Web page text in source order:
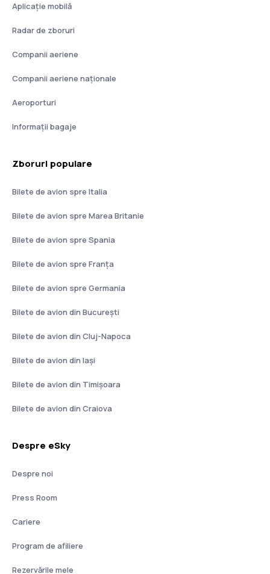
Aplicație mobilă
Radar de zboruri
Companii aeriene
Companii aeriene naţionale
Aeroporturi
Informații bagaje
Zboruri populare
Bilete de avion spre Italia
Bilete de avion spre Marea Britanie
Bilete de avion spre Spania
Bilete de avion spre Franţa
Bilete de avion spre Germania
Bilete de avion din București
Bilete de avion din Cluj-Napoca
Bilete de avion din Iași
Bilete de avion din Timișoara
Bilete de avion din Craiova
Despre eSky
Despre noi
Press Room
Cariere
Program de afiliere
Rezervările mele